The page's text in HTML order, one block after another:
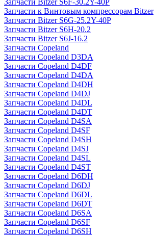
Запчасти Bitzer S6F-30.2Y-40P
Запчасти к Винтовым компрессорам Bitzer
Запчасти Bitzer S6G-25.2Y-40P
Запчасти Bitzer S6H-20.2
Запчасти Bitzer S6J-16.2
Запчасти Copeland
Запчасти Copeland D3DA
Запчасти Copeland D4DF
Запчасти Copeland D4DA
Запчасти Copeland D4DH
Запчасти Copeland D4DJ
Запчасти Copeland D4DL
Запчасти Copeland D4DT
Запчасти Copeland D4SA
Запчасти Copeland D4SF
Запчасти Copeland D4SH
Запчасти Copeland D4SJ
Запчасти Copeland D4SL
Запчасти Copeland D4ST
Запчасти Copeland D6DH
Запчасти Copeland D6DJ
Запчасти Copeland D6DL
Запчасти Copeland D6DT
Запчасти Copeland D6SA
Запчасти Copeland D6SF
Запчасти Copeland D6SH